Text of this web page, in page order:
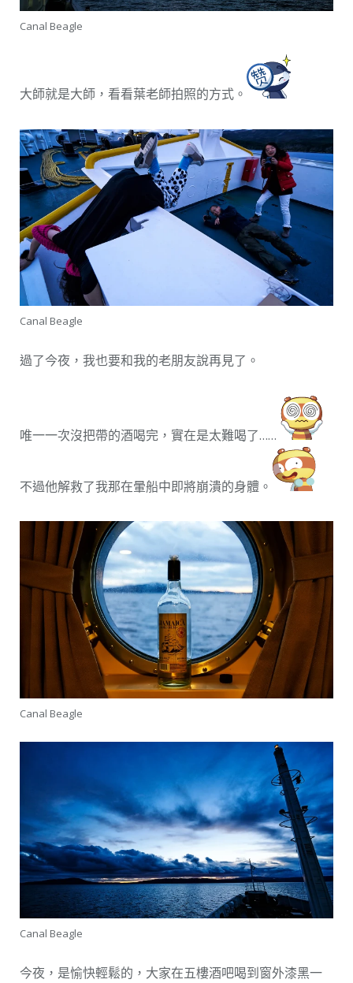
Canal Beagle
大師就是大師，看看葉老師拍照的方式。
Canal Beagle
過了今夜，我也要和我的老朋友說再見了。
唯一一次沒把帶的酒喝完，實在是太難喝了……
不過他解救了我那在暈船中即將崩潰的身體。
Canal Beagle
Canal Beagle
今夜，是愉快輕鬆的，大家在五樓酒吧喝到窗外漆黑一